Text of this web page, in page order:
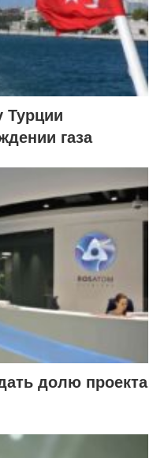
Турции
газа
долю проекта